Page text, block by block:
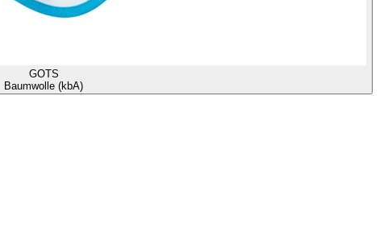
GOTS
Baumwolle (kbA)